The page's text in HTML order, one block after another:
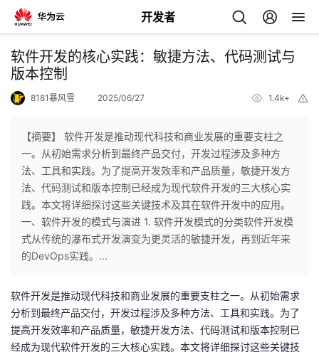
开发者
返
回
个
人
主
我
的
发
者
软件开发的核心实践：敏捷方法、代码测试与
版本控制
8181暴风雪 2025/06/27 1.4k+
【摘要】 软件开发是推动现代科技和商业发展的重要支柱之
一。从初始需求分析到最终产品交付，开发过程涉及多种方
法、工具和实践。为了提高开发效率和产品质量，敏捷开发方
法、代码测试和版本控制已经成为现代软件开发的三大核心实
践。本文将详细探讨这些关键技术及其在软件开发中的应用。
一、软件开发的模式与演进 1. 软件开发模式的分类软件开发模
式从传统的瀑布式开发演变为更灵活的敏捷开发，再到近年来
的DevOps实践。...
软件开发是推动现代科技和商业发展的重要支柱之一。从初始需求
分析到最终产品交付，开发过程涉及多种方法、工具和实践。为了
提高开发效率和产品质量，敏捷开发方法、代码测试和版本控制已
经成为现代软件开发的三大核心实践。本文将详细探讨这些关键技